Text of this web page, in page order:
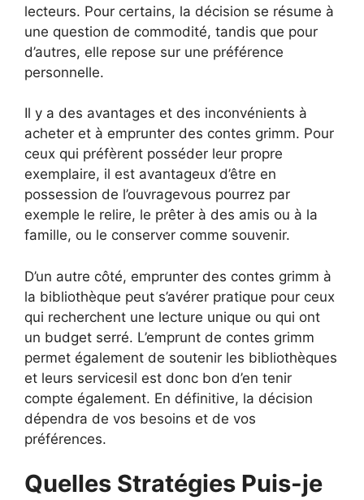
lecteurs. Pour certains, la décision se résume à
une question de commodité, tandis que pour
d’autres, elle repose sur une préférence
personnelle.
Il y a des avantages et des inconvénients à
acheter et à emprunter des contes grimm. Pour
ceux qui préfèrent posséder leur propre
exemplaire, il est avantageux d’être en
possession de l’ouvragevous pourrez par
exemple le relire, le prêter à des amis ou à la
famille, ou le conserver comme souvenir.
D’un autre côté, emprunter des contes grimm à
la bibliothèque peut s’avérer pratique pour ceux
qui recherchent une lecture unique ou qui ont
un budget serré. L’emprunt de contes grimm
permet également de soutenir les bibliothèques
et leurs servicesil est donc bon d’en tenir
compte également. En définitive, la décision
dépendra de vos besoins et de vos
préférences.
Quelles Stratégies Puis-je